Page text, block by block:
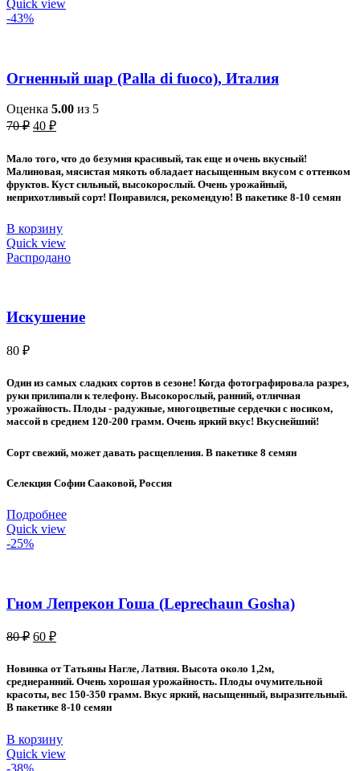
Quick view
-43%
Огненный шар (Palla di fuoco), Италия
Оценка 5.00 из 5
70₽ Первоначальная
70 ₽.
40 ₽Текущая
Мало того, что до безумия красивый, так еще и очень вкусный!
Малиновая, мясистая мякоть обладает насыщенным вкусом с оттенком
фруктов. Куст сильный, высокорослый. Очень урожайный,
неприхотливый сорт! Понравился, рекомендую! В пакетике 8-10 семян
В корзину
Quick view
Распродано
Искушение
80 ₽
Один из самых сладких сортов в сезоне! Когда фотографировала разрез,
руки прилипали к телефону. Высокорослый, ранний, отличная
урожайность. Плоды - радужные, многоцветные сердечки с носиком,
массой в среднем 120-200 грамм. Очень яркий вкус! Вкуснейший!
Сорт свежий, может давать расщепления. В пакетике 8 семян
Селекция Софии Сааковой, Россия
Подробнее
Quick view
-25%
Гном Лепрекон Гоша (Leprechaun Gosha)
80₽ Первоначальная
составляла
80 ₽.
60 ₽Текущая
60 ₽.
Новинка от Татьяны Нагле, Латвия. Высота около 1,2м,
среднеранний. Очень хорошая урожайность. Плоды очумительной
красоты, вес 150-350 грамм. Вкус яркий, насыщенный, выразительный.
В пакетике 8-10 семян
В корзину
Quick view
-38%